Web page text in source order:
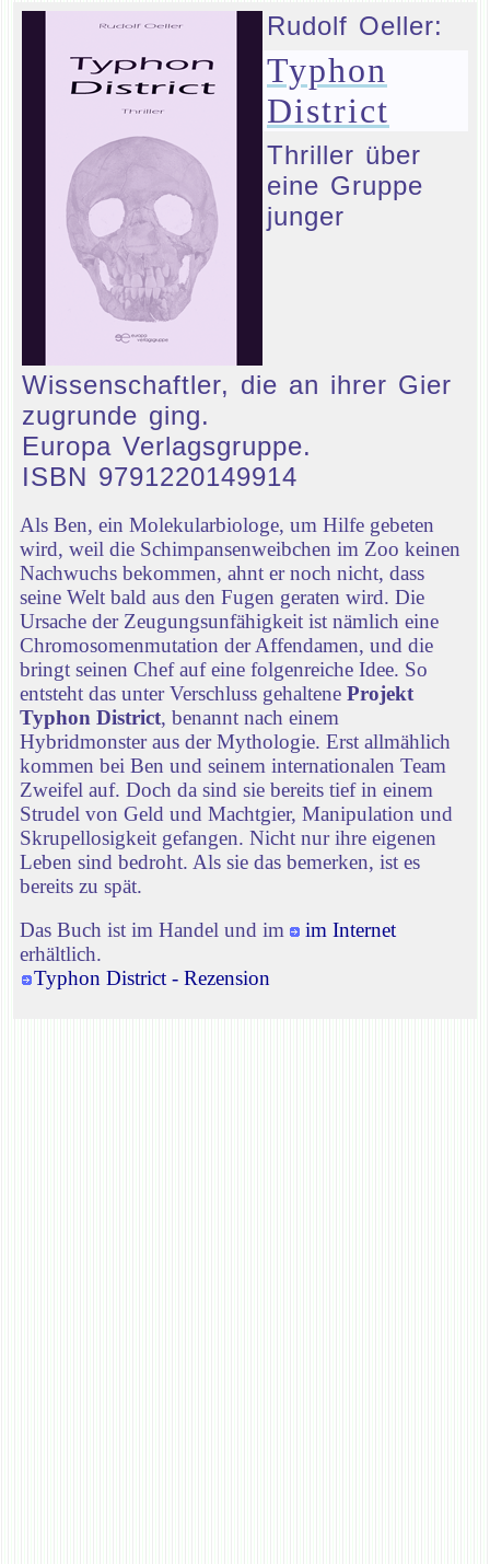
Rudolf Oeller:
Typhon
District
Thriller über
eine Gruppe
junger
Wissenschaftler, die an ihrer Gier
zugrunde ging.
Europa Verlagsgruppe.
ISBN 9791220149914
Als Ben, ein Molekularbiologe, um Hilfe gebeten
wird, weil die Schimpansenweibchen im Zoo keinen
Nachwuchs bekommen, ahnt er noch nicht, dass
seine Welt bald aus den Fugen geraten wird. Die
Ursache der Zeugungsunfähigkeit ist nämlich eine
Chromosomenmutation der Affendamen, und die
bringt seinen Chef auf eine folgenreiche Idee. So
entsteht das unter Verschluss gehaltene Projekt
Typhon District, benannt nach einem
Hybridmonster aus der Mythologie. Erst allmählich
kommen bei Ben und seinem internationalen Team
Zweifel auf. Doch da sind sie bereits tief in einem
Strudel von Geld und Machtgier, Manipulation und
Skrupellosigkeit gefangen. Nicht nur ihre eigenen
Leben sind bedroht. Als sie das bemerken, ist es
bereits zu spät.
Das Buch ist im Handel und im
im Internet
erhältlich.
Typhon District - Rezension